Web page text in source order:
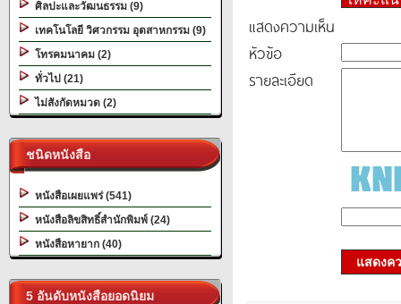
ศิลปะและวัฒนธรรม (9)
เทคโนโลยี วิศวกรรม อุตสาหกรรม (9)
โทรคมนาคม (2)
ทั่วไป (21)
ไม่สังกัดหมวด (2)
ชนิดหนังสือ
หนังสือเผยแพร่ (541)
หนังสือลิขสิทธิ์สำนักพิมพ์ (24)
หนังสือหายาก (40)
5 อันดับหนังสือยอดนิยม
แสดงความเห็น
หัวข้อ
รายละเอียด
แสดงค